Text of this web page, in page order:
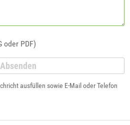
oder PDF)
ausfüllen sowie E-Mail oder Telefon